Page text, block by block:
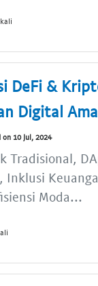
DeFi &
Digital
10 Jul, 2024
Tradisional,
Inklusi
Moda...